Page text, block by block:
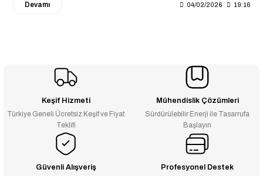
Devamı 04/02/2026 19:16
Keşif Hizmeti
Türkiye Geneli Ücretsiz Keşif ve Fiyat
Teklifi
Mühendislik Çözümleri
Sürdürülebilir Enerji ile Tasarrufa
Başlayın
Güvenli Alışveriş Profesyonel Destek